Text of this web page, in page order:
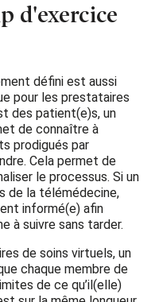
d'exercice
défini est aussi
pour les prestataires
des patient(e)s, un
de connaître à
prodigués par
Cela permet de
le processus. Si un
de la télémédecine,
informé(e) afin
à suivre sans tarder.
de soins virtuels, un
chaque membre de
de ce qu’il(elle)